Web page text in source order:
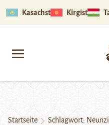
Kasachstan Kirgistan
Startseite Schlagwort: